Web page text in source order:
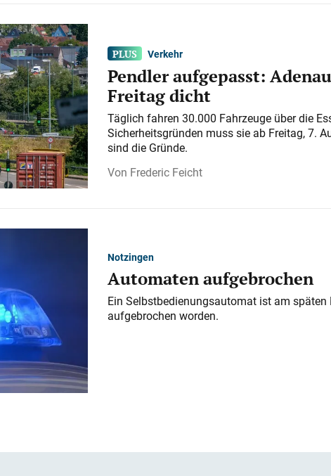
Verkehr
Pendler aufgepasst:
Freitag dicht
Täglich fahren 30.000 Fahrzeuge über die
Sicherheitsgründen muss sie ab Freitag, 7.
sind die Gründe.
Frederic Feicht
Notzingen
Automaten aufgebrochen
Ein Selbstbedienungsautomat ist am
aufgebrochen worden.